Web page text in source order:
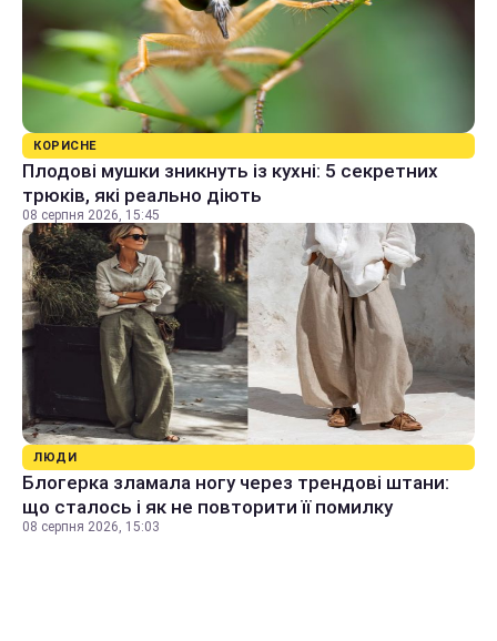
КОРИСНЕ
Плодові мушки зникнуть із кухні: 5 секретних
трюків, які реально діють
08 серпня 2026, 15:45
ЛЮДИ
Блогерка зламала ногу через трендові штани:
що сталось і як не повторити її помилку
08 серпня 2026, 15:03